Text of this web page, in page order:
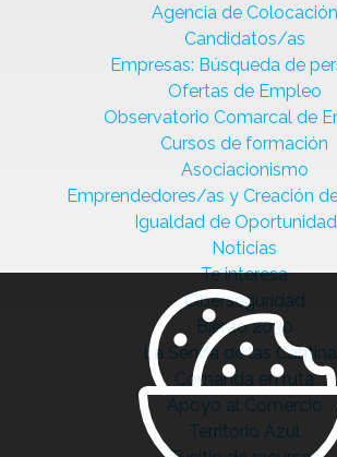
Agencia de Colocación
Candidatos/as
Empresas: Búsqueda de
Ofertas de Empleo
Observatorio Comarcal de
Cursos de formación
Asociacionismo
Emprendedores/as y Creación
Igualdad de
Noticias
Te interesa
Ciberseguridad
Bierzo 2030
La Senda de las
Comanda en ruta
Apoyo al Comercio
Territorio Azul